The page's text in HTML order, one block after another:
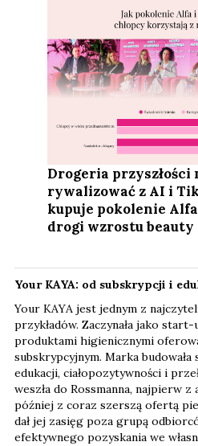
Drogeria przyszłości
rywalizować z AI i
kupuje pokolenie
drogi wzrostu beauty
Your KAYA: od subskrypcji i
Your KAYA jest jednym z
przykładów. Zaczynała jako
produktami higienicznymi
subskrypcyjnym. Marka budowała
edukacji, ciałopozytywności i
weszła do Rossmanna, najpierw
później z coraz szerszą ofertą
dał jej zasięg poza grupą
efektywnego pozyskania we